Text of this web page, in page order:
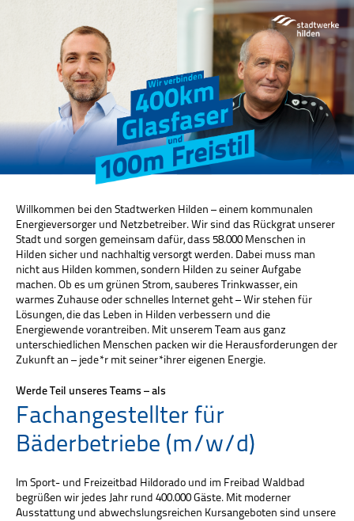
Willkommen bei den Stadtwerken Hilden – einem kommunalen
Energieversorger und Netzbetreiber. Wir sind das Rückgrat unserer
Stadt und sorgen gemeinsam dafür, dass 58.000 Menschen in
Hilden sicher und nachhaltig versorgt werden. Dabei muss man
nicht aus Hilden kommen, sondern Hilden zu seiner Aufgabe
machen. Ob es um grünen Strom, sauberes Trinkwasser, ein
warmes Zuhause oder schnelles Internet geht – Wir stehen für
Lösungen, die das Leben in Hilden verbessern und die
Energiewende vorantreiben. Mit unserem Team aus ganz
unterschiedlichen Menschen packen wir die Herausforderungen der
Zukunft an – jede*r mit seiner*ihrer eigenen Energie.
Werde Teil unseres Teams – als
Fachangestellter für
Bäderbetriebe (m/w/d)
Im Sport- und Freizeitbad Hildorado und im Freibad Waldbad
begrüßen wir jedes Jahr rund 400.000 Gäste. Mit moderner
Ausstattung und abwechslungsreichen Kursangeboten sind unsere